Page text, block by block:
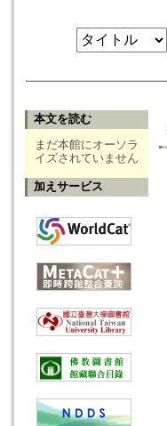
本文を読む
まだ本館にオーソラ
イズされていません
加えサービス